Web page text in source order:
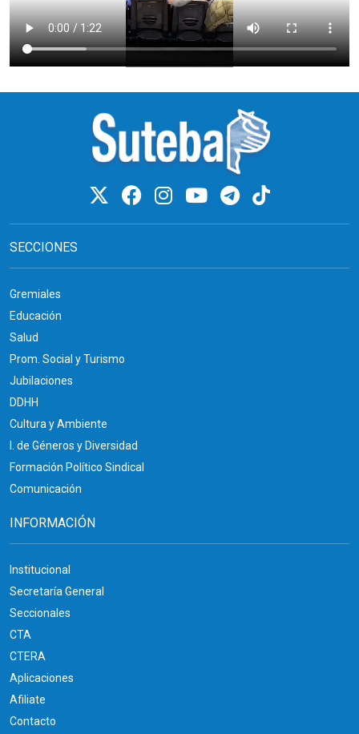
SECCIONES
Gremiales
Educación
Salud
Prom. Social y Turismo
Jubilaciones
DDHH
Cultura y Ambiente
I. de Géneros y Diversidad
Formación Político Sindical
Comunicación
INFORMACIÓN
Institucional
Secretaría General
Seccionales
CTA
CTERA
Aplicaciones
Afiliate
Contacto